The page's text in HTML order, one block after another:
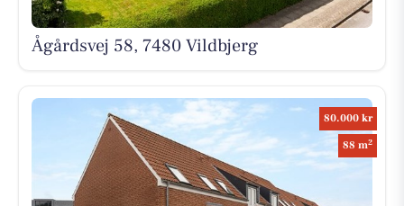
Ågårdsvej 58, 7480 Vildbjerg
80.000 kr
88 m2